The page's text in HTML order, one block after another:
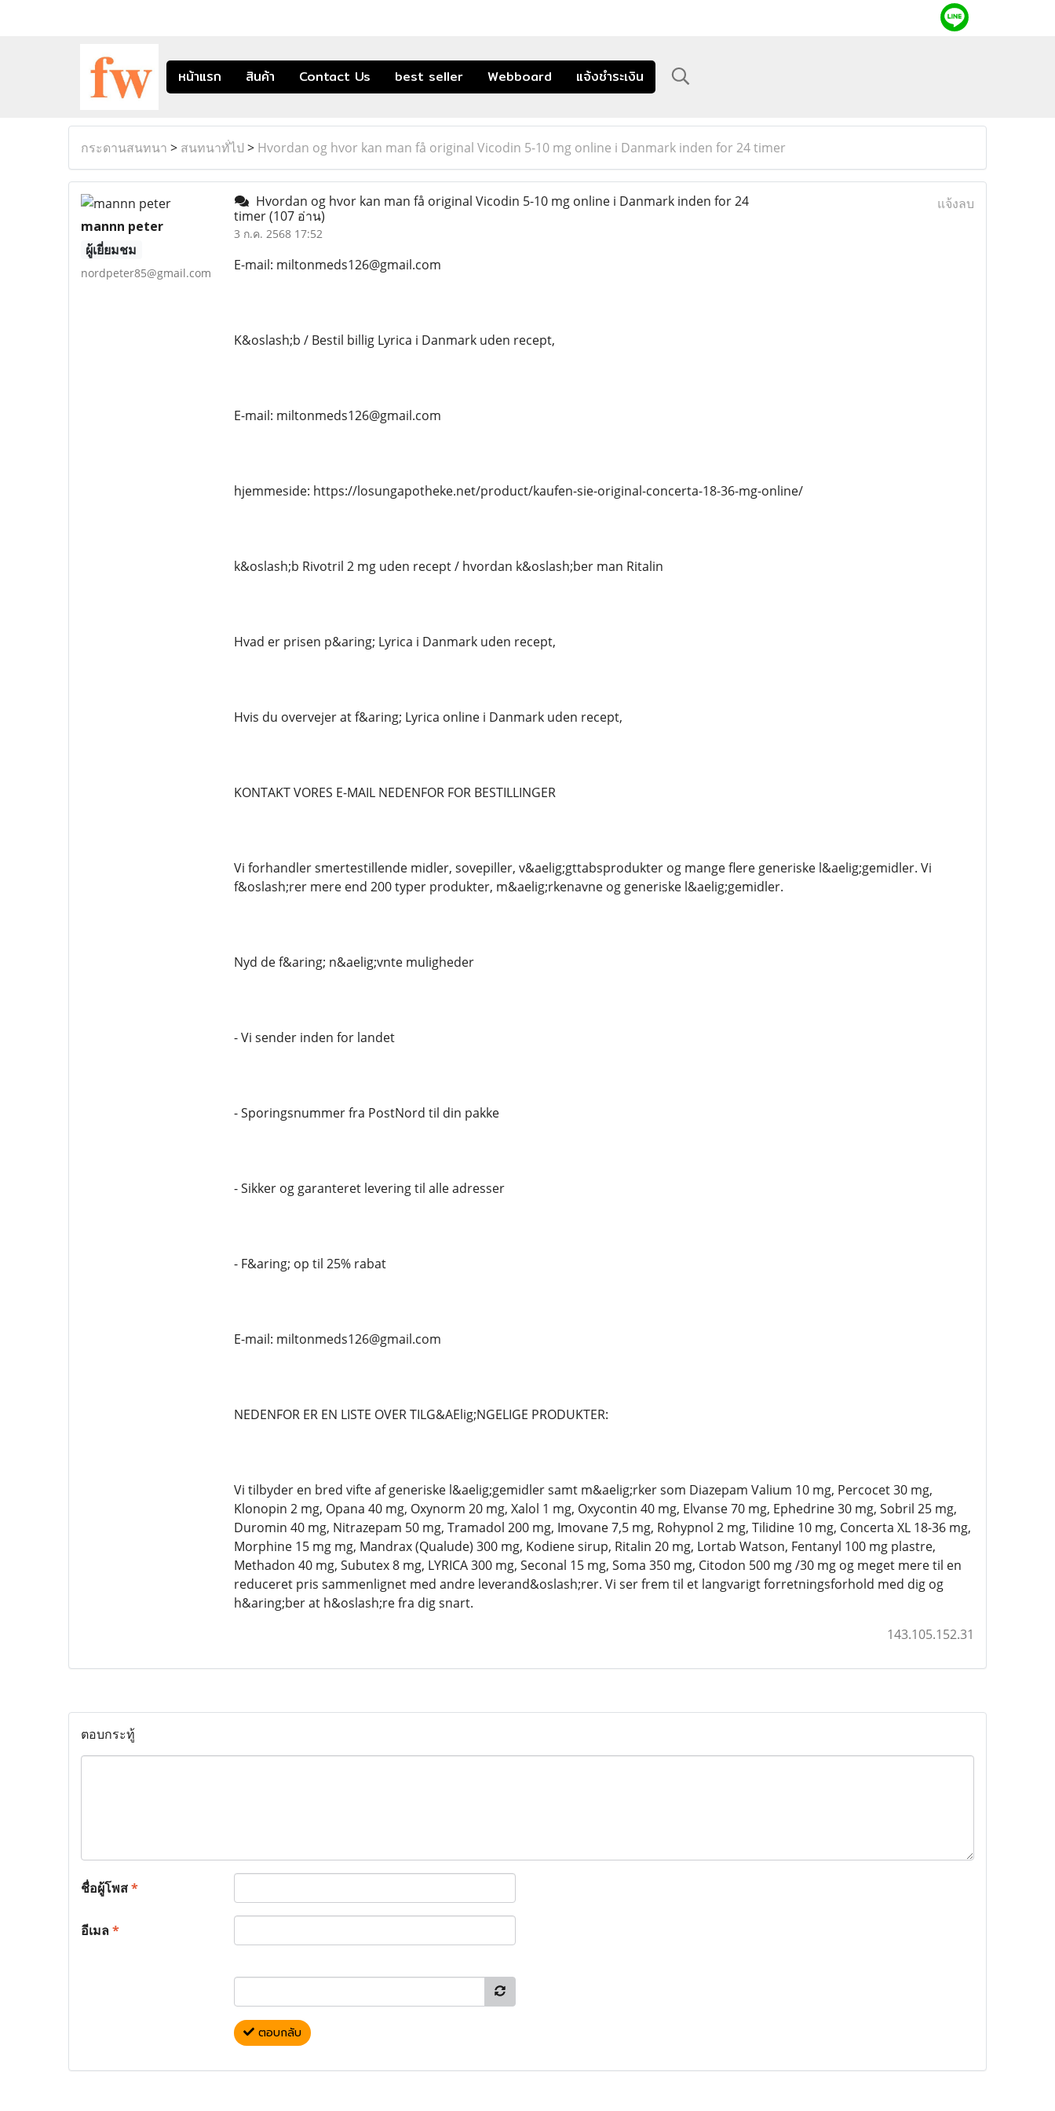
หน้าแรก สินค้า Contact Us best seller Webboard แจ้งชำระเงิน
กระดานสนทนา > สนทนาทั่ไป > Hvordan og hvor kan man få original Vicodin 5-10 mg online i Danmark inden for 24 timer
mannn peter
ผู้เยี่ยมชม
nordpeter85@gmail.com
Hvordan og hvor kan man få original Vicodin 5-10 mg online i Danmark inden for 24
timer(107 อ่าน)
3 ก.ค. 2568 17:52
แจ้งลบ
E-mail: miltonmeds126@gmail.com
K&oslash;b / Bestil billig Lyrica i Danmark uden recept,
E-mail: miltonmeds126@gmail.com
hjemmeside: https://losungapotheke.net/product/kaufen-sie-original-concerta-18-36-mg-online/
k&oslash;b Rivotril 2 mg uden recept / hvordan k&oslash;ber man Ritalin
Hvad er prisen p&aring; Lyrica i Danmark uden recept,
Hvis du overvejer at f&aring; Lyrica online i Danmark uden recept,
KONTAKT VORES E-MAIL NEDENFOR FOR BESTILLINGER
Vi forhandler smertestillende midler, sovepiller, v&aelig;gttabsprodukter og mange flere generiske l&aelig;gemidler. Vi
f&oslash;rer mere end 200 typer produkter, m&aelig;rkenavne og generiske l&aelig;gemidler.
Nyd de f&aring; n&aelig;vnte muligheder
- Vi sender inden for landet
- Sporingsnummer fra PostNord til din pakke
- Sikker og garanteret levering til alle adresser
- F&aring; op til 25% rabat
E-mail: miltonmeds126@gmail.com
NEDENFOR ER EN LISTE OVER TILG&AElig;NGELIGE PRODUKTER:
Vi tilbyder en bred vifte af generiske l&aelig;gemidler samt m&aelig;rker som Diazepam Valium 10 mg, Percocet 30 mg,
Klonopin 2 mg, Opana 40 mg, Oxynorm 20 mg, Xalol 1 mg, Oxycontin 40 mg, Elvanse 70 mg, Ephedrine 30 mg, Sobril 25 mg,
Duromin 40 mg, Nitrazepam 50 mg, Tramadol 200 mg, Imovane 7,5 mg, Rohypnol 2 mg, Tilidine 10 mg, Concerta XL 18-36 mg,
Morphine 15 mg mg, Mandrax (Qualude) 300 mg, Kodiene sirup, Ritalin 20 mg, Lortab Watson, Fentanyl 100 mg plastre,
Methadon 40 mg, Subutex 8 mg, LYRICA 300 mg, Seconal 15 mg, Soma 350 mg, Citodon 500 mg /30 mg og meget mere til en
reduceret pris sammenlignet med andre leverand&oslash;rer. Vi ser frem til et langvarigt forretningsforhold med dig og
h&aring;ber at h&oslash;re fra dig snart.
143.105.152.31
ตอบกระทู้
ชื่อผู้โพส*
อีเมล*
ตอบกลับ